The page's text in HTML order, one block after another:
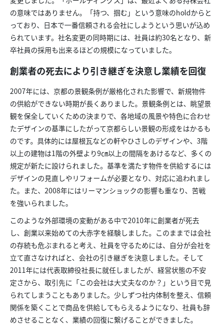
の意味ではありません。「持つ、掴む」という意味のholdからと
っており、日本で一番信頼される会社にしようという思いが込め
られています。社名変更の同時期には、社員は約30名となり、新
卒社員の採用も出来るほどの規模になっていました。
創業者の死去により引き継ぎを決意し業績を回復
2007年には、京都の景観条例が厳格化された影響で、新規物件
の供給ができない時期が長くありました。景観条例とは、眺望景
観を保全していくための決まりで、各地域の風景や特色に合わせ
たデザインの基準にしたがって京都らしい景観の形成をはかるも
のです。具体的には屋根瓦などの軒やひさしのデザインや、3階
以上の建物は1階の外壁より9㎝以上の間隔をあけるなど、多くの
規定が新たに設けられました。基準を満たす物件を供給するには
デザインの見直しやリフォームが必要となり、対応に追われまし
た。また、2008年にはリーマンショックの影響も重なり、苦戦
を強いられました。
このような外部環境の変動がある中で2010年に創業者が死去
し、創業以来始めての大赤字を経験しました。このままでは会社
の存続も危ぶまれると考え、社員を守るためには、自分が会社を
立て直さなければと、会社の引き継ぎを決意しました。そして
2011年には代表取締役社長に就任しましたが、経営状態の不安
定さから、取引先に「この会社は大丈夫なのか？」という目で見
られてしまうこともありました。少しずつ社内体制を整え、信頼
関係を築くことで商品を供給してもらえるようになり、社員も辞
めさせることなく、業績の回復に繋げることができました。